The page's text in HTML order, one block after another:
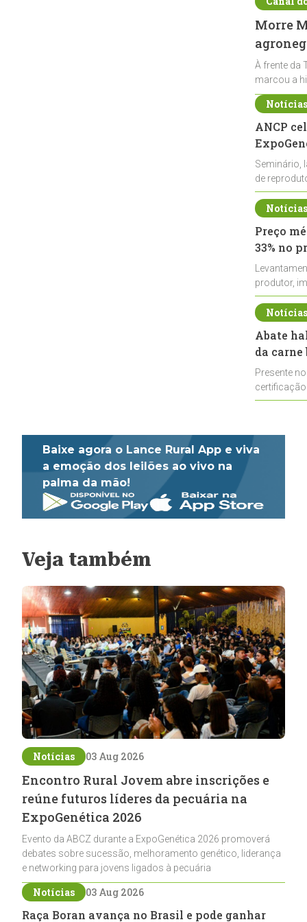
Morre
À frente da
marcou a
ANCP
Seminário,
de
durante a
Preço
33% no
produtor,
de leite cru
Abate
da
Presente
Baixe agora o Lance Rural App e viva
a emoção dos leilões ao vivo na
palma da mão!
Veja também
Notícias 03 Aug 2026
Encontro Rural Jovem abre inscrições e
reúne futuros líderes da pecuária na
ExpoGenética 2026
Evento da ABCZ durante a ExpoGenética 2026 promoverá
debates sobre sucessão, melhoramento genético, liderança
e networking para jovens ligados à pecuária
Notícias 03 Aug 2026
Raça Boran avança no Brasil e pode ganhar